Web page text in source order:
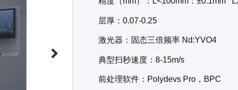
层厚：0.07-0.25
激光器：固态三倍频率 Nd:YVO4
典型扫秒速度：8-15m/s
前处理软件：Polydevs Pro，BPC